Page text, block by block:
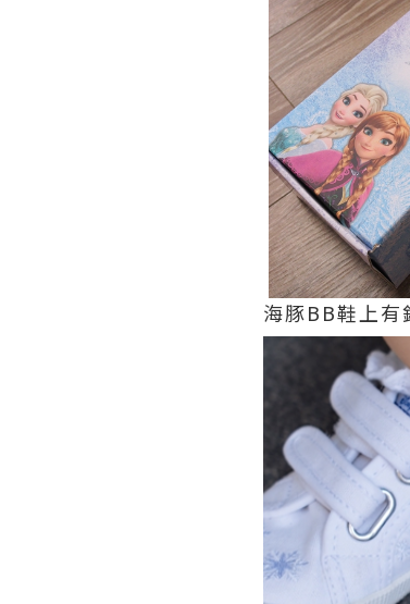
海豚BB鞋上有